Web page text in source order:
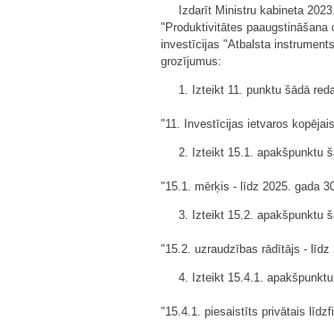
Izdarīt Ministru kabineta
"Produktivitātes
investīcijas "Atbalsta
grozījumus:
1. Izteikt 11. punktu šādā
"11. Investīcijas ietvaros
2. Izteikt 15.1. apakšpunktu
"15.1. mērķis - līdz 2025. gada
3. Izteikt 15.2. apakšpunktu
"15.2. uzraudzības rādītājs - līdz
4. Izteikt 15.4.1.
"15.4.1. piesaistīts privātais